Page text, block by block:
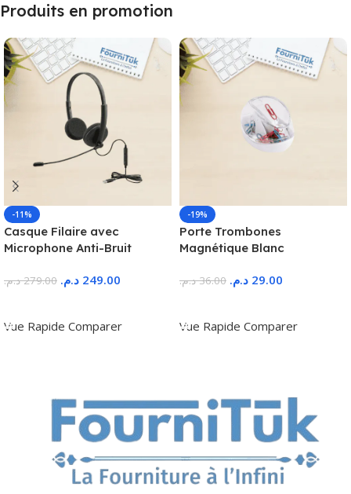
Produits en promotion
-11%
Casque Filaire avec
Microphone Anti-Bruit
279.00 د.م. 249.00 د.م.
Vue Rapide Comparer
-19%
Porte Trombones
Magnétique Blanc
36.00 د.م. 29.00 د.م.
Vue Rapide Comparer